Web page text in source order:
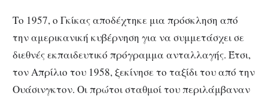
Το 1957, ο Γκίκας αποδέχτηκε μια πρόσκληση από
την αμερικανική κυβέρνηση για να συμμετάσχει σε
διεθνές εκπαιδευτικό πρόγραμμα ανταλλαγής. Έτσι,
τον Απρίλιο του 1958, ξεκίνησε το ταξίδι του από την
Ουάσινγκτον. Οι πρώτοι σταθμοί του περιλάμβαναν